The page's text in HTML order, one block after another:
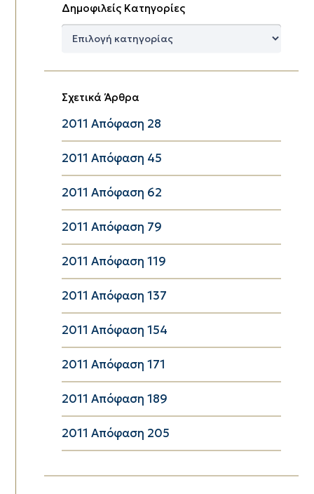
Δημοφιλείς Κατηγορίες
Δημοφιλείς
Σχετικά Άρθρα
2011 Απόφαση 28
2011 Απόφαση 45
2011 Απόφαση 62
2011 Απόφαση 79
2011 Απόφαση 119
2011 Απόφαση 137
2011 Απόφαση 154
2011 Απόφαση 171
2011 Απόφαση 189
2011 Απόφαση 205